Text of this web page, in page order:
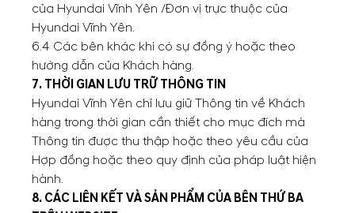
của Hyundai Vĩnh Yên /Đơn vị trực thuộc của
Hyundai Vĩnh Yên.
6.4 Các bên khác khi có sự đồng ý hoặc theo
hướng dẫn của Khách hàng.
7. THỜI GIAN LƯU TRỮ THÔNG TIN
Hyundai Vĩnh Yên chỉ lưu giữ Thông tin về Khách
hàng trong thời gian cần thiết cho mục đích mà
Thông tin được thu thập hoặc theo yêu cầu của
Hợp đồng hoặc theo quy định của pháp luật hiện
hành.
8. CÁC LIÊN KẾT VÀ SẢN PHẨM CỦA BÊN THỨ BA